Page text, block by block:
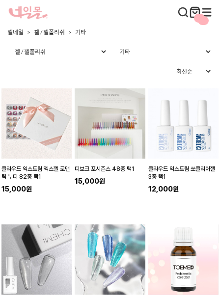
젤네일 젤 / 젤폴리쉬 기타
클라우드 익스트림 엑스젤 로맨
틱 누디 82종 택1
15,000원
디보크 포시즌스 48종 택1
15,000원
클라우드 익스트림 쏘클리어젤
3종 택1
12,000원